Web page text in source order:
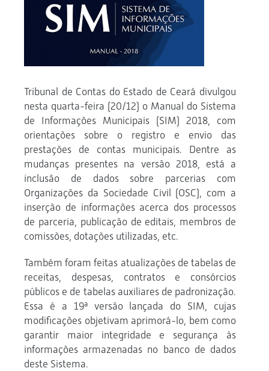
Tribunal de Contas do Estado de Ceará divulgou
nesta quarta-feira (20/12) o Manual do Sistema
de Informações Municipais (SIM) 2018, com
orientações sobre o registro e envio das
prestações de contas municipais. Dentre as
mudanças presentes na versão 2018, está a
inclusão de dados sobre parcerias com
Organizações da Sociedade Civil (OSC), com a
inserção de informações acerca dos processos
de parceria, publicação de editais, membros de
comissões, dotações utilizadas, etc.
Também foram feitas atualizações de tabelas de
receitas, despesas, contratos e consórcios
públicos e de tabelas auxiliares de padronização.
Essa é a 19ª versão lançada do SIM, cujas
modificações objetivam aprimorá-lo, bem como
garantir maior integridade e segurança às
informações armazenadas no banco de dados
deste Sistema.